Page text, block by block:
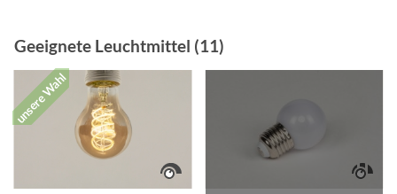
Geeignete Leuchtmittel (11)
unsere Wahl